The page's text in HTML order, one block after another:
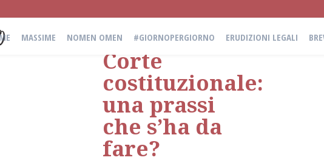
MASSIME NOMEN OMEN #GIORNOPERGIORNO ERUDIZIONI LEGALI
Comunicati
stampa e
Corte
costituzionale:
una prassi
che s’ha da
fare?